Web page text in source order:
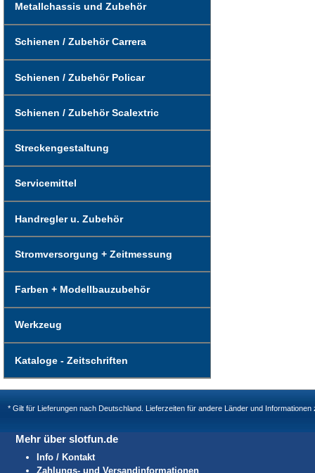
Metallchassis und Zubehör
Schienen / Zubehör Carrera
Schienen / Zubehör Policar
Schienen / Zubehör Scalextric
Streckengestaltung
Servicemittel
Handregler u. Zubehör
Stromversorgung + Zeitmessung
Farben + Modellbauzubehör
Werkzeug
Kataloge - Zeitschriften
* Gilt für Lieferungen nach Deutschland. Lieferzeiten für andere Länder und
Mehr über slotfun.de
Info / Kontakt
Zahlungs- und Versandinformationen